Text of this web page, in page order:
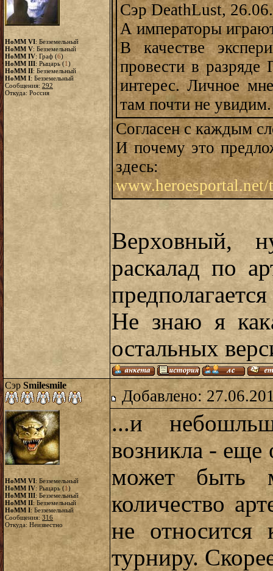
HoMM VI: Безземельный
HoMM V: Безземельный
HoMM IV: Граф (6)
HoMM III: Рыцарь (1)
HoMM II: Безземельный
HoMM I: Безземельный
Сообщения: 292
Откуда: Россия
Сэр DeathLust,
А императоры
В качестве
провести в разряде
интерес. Личное
там почти не увидим.
Согласен с каждым
И почему это
здесь:
Верховный,
раскалад по
Не знаю я
остальных
Сэр Smilesmile
HoMM VI: Безземельный
HoMM IV: Рыцарь (1)
HoMM III: Безземельный
HoMM II: Безземельный
HoMM I: Безземельный
Сообщения: 316
Откуда: Неизвестно
Добавлено:
...и
возникла -
может быть
количество
не относится
турниру.